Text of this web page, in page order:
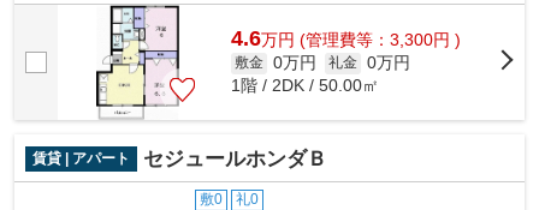
などは043-300-0080から承っております...
4.6万円 (管理費等：3,300円 )
敷金 0万円 礼金 0万円
1階 / 2DK / 50.00㎡
賃貸 | アパート セジュールホンダＢ
敷0 礼0